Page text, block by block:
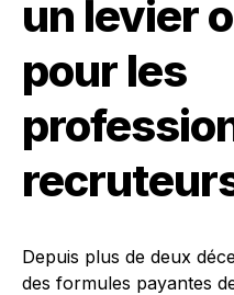
un levier
pour les
Depuis plus de deux
des formules payantes